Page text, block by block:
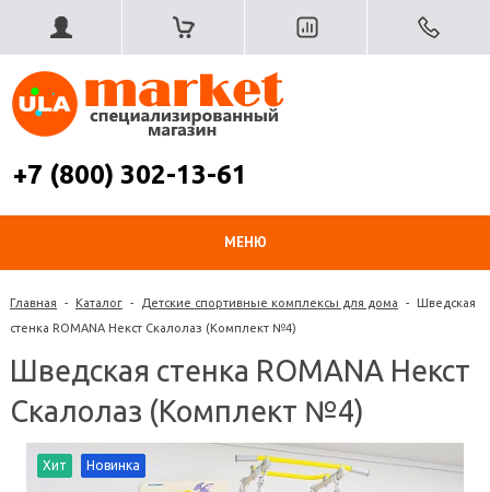
+7 (800) 302-13-61
МЕНЮ
Главная - Каталог - Детские спортивные комплексы для дома - Шведская
стенка ROMANA Некст Скалолаз (Комплект №4)
Шведская стенка ROMANA Некст
Скалолаз (Комплект №4)
Хит Новинка